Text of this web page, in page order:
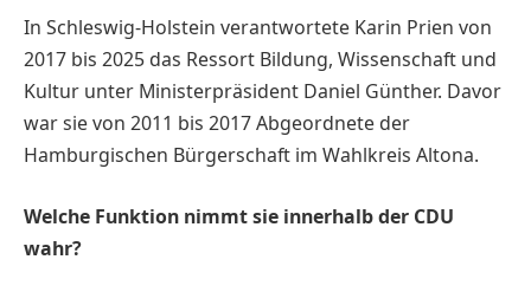
In Schleswig-Holstein verantwortete Karin Prien von
2017 bis 2025 das Ressort Bildung, Wissenschaft und
Kultur unter Ministerpräsident Daniel Günther. Davor
war sie von 2011 bis 2017 Abgeordnete der
Hamburgischen Bürgerschaft im Wahlkreis Altona.
Welche Funktion nimmt sie innerhalb der CDU
wahr?